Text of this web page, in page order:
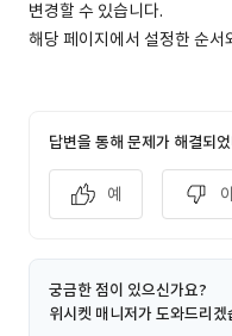
변경할 수 있습니다.
해당 페이지에서 설정한 순서
답변을 통해 문제가 해결되
예
궁금한 점이 있으신가요?
위시켓 매니저가 도와드리겠